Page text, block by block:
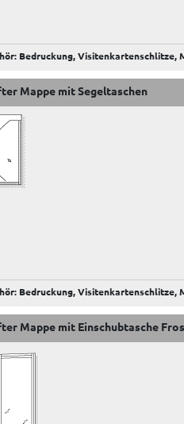
Bedruckung, Visitenkartenschlitze,
Mappe mit Segeltaschen
Bedruckung, Visitenkartenschlitze,
Mappe mit Einschubtasche